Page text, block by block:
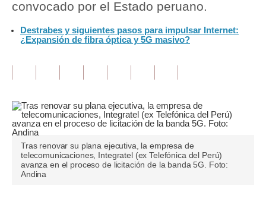
Finanzas Personales
Inmobiliarias
Opinión
Editorial
Pregunta de hoy
Blogs
Tendencias
convocado por el Estado peruano.
Destrabes y siguientes pasos para impulsar Internet:
¿Expansión de fibra óptica y 5G masivo?
Tras renovar su plana ejecutiva, la empresa de
telecomunicaciones, Integratel (ex Telefónica del Perú)
avanza en el proceso de licitación de la banda 5G. Foto:
Andina